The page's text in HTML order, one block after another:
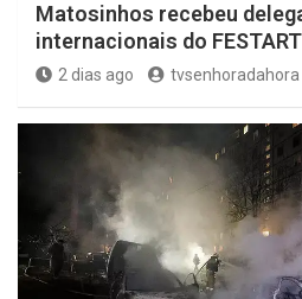
Matosinhos recebeu
internacionais do
2 dias ago tvsenhoradahora